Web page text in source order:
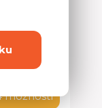
možností